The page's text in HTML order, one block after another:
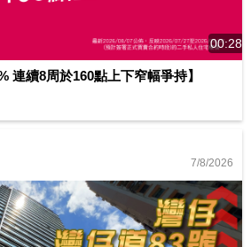
00:28
連續8周於160點上下窄幅爭持】
7/8/2026